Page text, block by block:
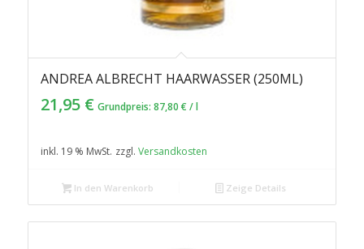
ANDREA ALBRECHT HAARWASSER (250ML)
21,95 € Grundpreis: 87,80 € /l
inkl. 19 % MwSt. zzgl. Versandkosten
In den Warenkorb Zeige Details